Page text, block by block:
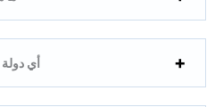
أي